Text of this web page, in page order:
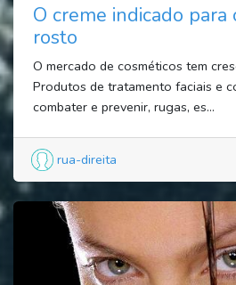
O creme indicado para
rosto
O mercado de cosméticos tem
Produtos de tratamento faciais e
combater e prevenir, rugas, es...
rua-direita